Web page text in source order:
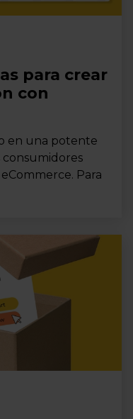
para crear
con
en una potente
consumidores
Para